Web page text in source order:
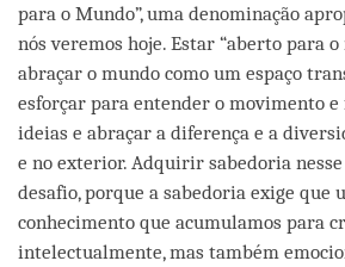
para o Mundo”, uma denominação
nós veremos hoje. Estar “aberto para
abraçar o mundo como um espaço
esforçar para entender o movimento e
ideias e abraçar a diferença e a
e no exterior. Adquirir sabedoria
desafio, porque a sabedoria exige que
conhecimento que acumulamos para
intelectualmente, mas também